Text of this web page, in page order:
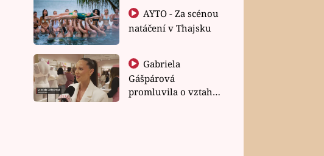
natáčení v Thajsku
Gabriela
Gášpárová
promluvila o vztahu